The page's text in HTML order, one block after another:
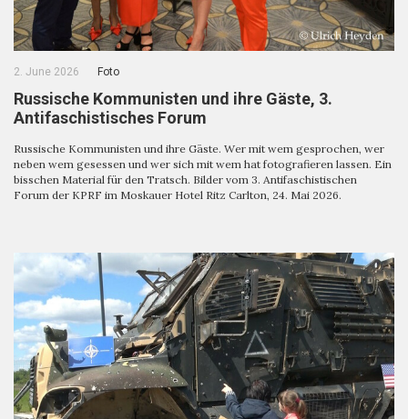
2. June 2026 Foto
Russische Kommunisten und ihre Gäste, 3.
Antifaschistisches Forum
Russische Kommunisten und ihre Gäste. Wer mit wem gesprochen, wer
neben wem gesessen und wer sich mit wem hat fotografieren lassen. Ein
bisschen Material für den Tratsch. Bilder vom 3. Antifaschistischen
Forum der KPRF im Moskauer Hotel Ritz Carlton, 24. Mai 2026.